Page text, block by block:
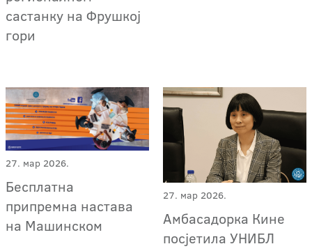
састанку на Фрушкој
гори
27. мар 2026.
Бесплатна
припремна настава
на Машинском
27. мар 2026.
Амбасадорка Кине
посјетила УНИБЛ